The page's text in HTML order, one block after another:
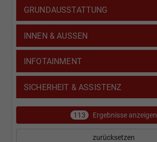
GRUNDAUSSTATTUNG
INNEN & AUSSEN
INFOTAINMENT
SICHERHEIT & ASSISTENZ
113 Ergebnisse anzeigen
zurücksetzen